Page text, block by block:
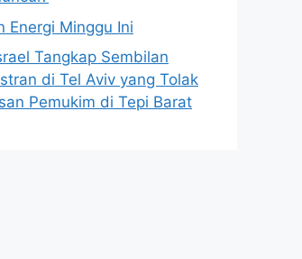
Energi Minggu Ini
Tangkap Sembilan
di Tel Aviv yang Tolak
Pemukim di Tepi Barat